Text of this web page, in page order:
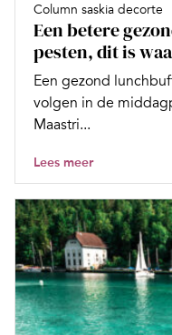
Column saskia decorte
Een betere
pesten, dit is
Een gezond
volgen in de
Maastri...
Lees meer